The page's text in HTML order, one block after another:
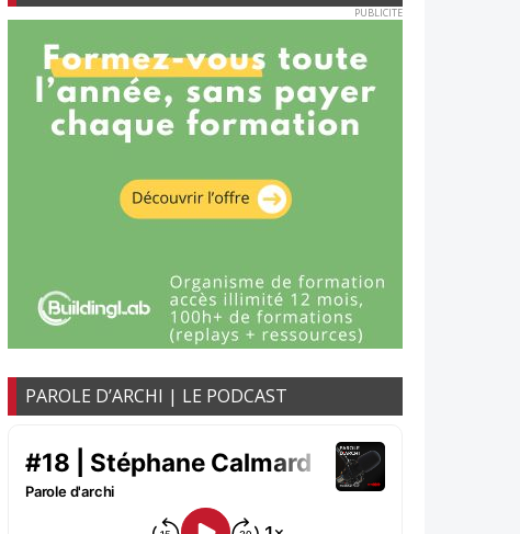
PUBLICITE
PAROLE D’ARCHI | LE PODCAST